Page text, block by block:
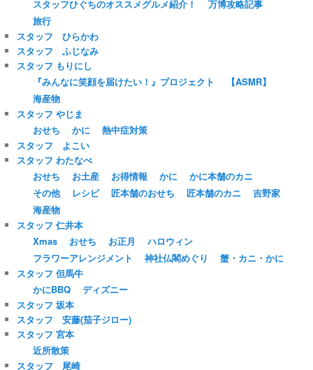
スタッフひぐちのオススメグルメ紹介！
万博攻略記事
旅行
スタッフ ひらかわ
スタッフ ふじなみ
スタッフ もりにし
『みんなに笑顔を届けたい！』プロジェクト
【ASMR】
海産物
スタッフ やじま
おせち
かに
熱中症対策
スタッフ よこい
スタッフ わたなべ
おせち
お土産 お得情報 かに
かに本舗のカニ
その他
レシピ 匠本舗のおせち 匠本舗のカニ
吉野家
海産物
スタッフ 仁井本
Xmas
おせち お正月
ハロウィン
フラワーアレンジメント
神社仏閣めぐり
蟹・カニ・かに
スタッフ 但馬牛
かにBBQ
ディズニー
スタッフ 坂本
スタッフ 安藤(茄子ジロー)
スタッフ 宮本
近所散策
スタッフ 尾崎